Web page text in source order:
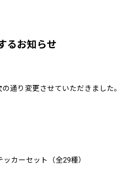
るお知らせ
通り変更させていただきました。
カーセット（全29種）